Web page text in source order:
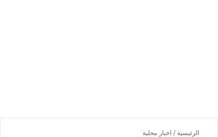
الرئيسية / اخبار محلية